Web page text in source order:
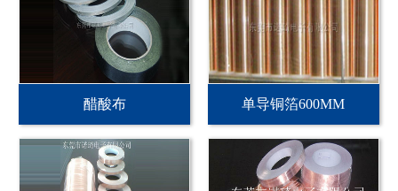
醋酸布 单导铜箔600MM